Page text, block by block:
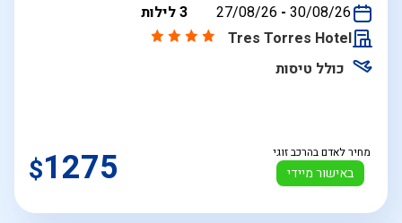
בין
27/08/26 - 30/08/26
3 לילות
Tres Torres Hotel
כולל טיסות
באישור מיידי
מחיר לאדם בהרכב זוגי $1275